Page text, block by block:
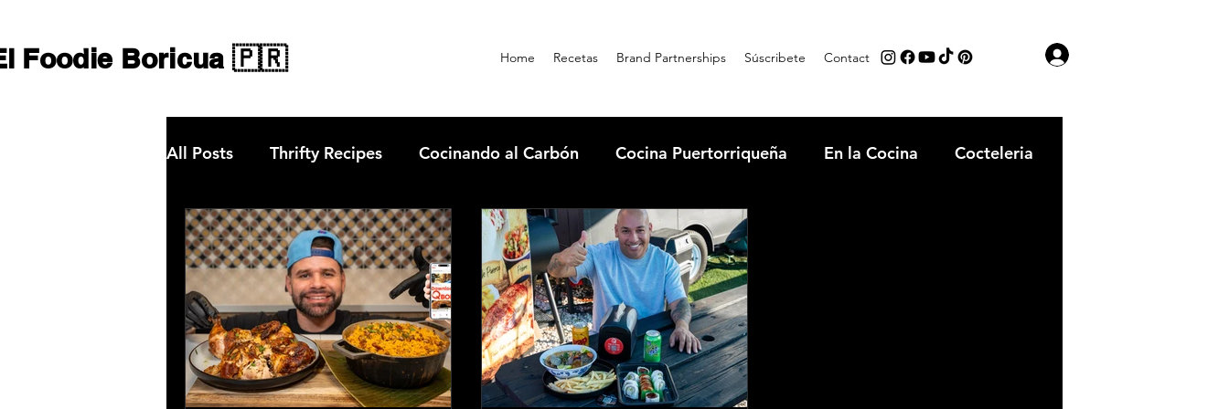
Home Recetas Brand Partnerships Súscribete Contact
Foodie Boricua 🇵🇷
All Posts Thrifty Recipes Cocinando al Carbón Cocina Puertorriqueña En la Cocina Cocteleria
Chargriller Grills Masterbuilt Qbon News Condimentos
Gastronomía en Guatapé Dónde comer en Guatapé Cooking con Omi